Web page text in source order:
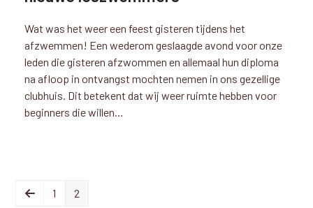
Wat was het weer een feest gisteren tijdens het
afzwemmen! Een wederom geslaagde avond voor onze
leden die gisteren afzwommen en allemaal hun diploma
na afloop in ontvangst mochten nemen in ons gezellige
clubhuis. Dit betekent dat wij weer ruimte hebben voor
beginners die willen…
Previous
Page
1 Page
2